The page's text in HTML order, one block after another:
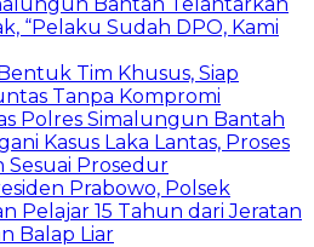
“Pelaku Sudah DPO, Kami
Tim Khusus, Siap
Tanpa Kompromi
Polres Simalungun Bantah
Kasus Laka Lantas, Proses
Prosedur
Prabowo, Polsek
Pelajar 15 Tahun dari Jeratan
Balap Liar